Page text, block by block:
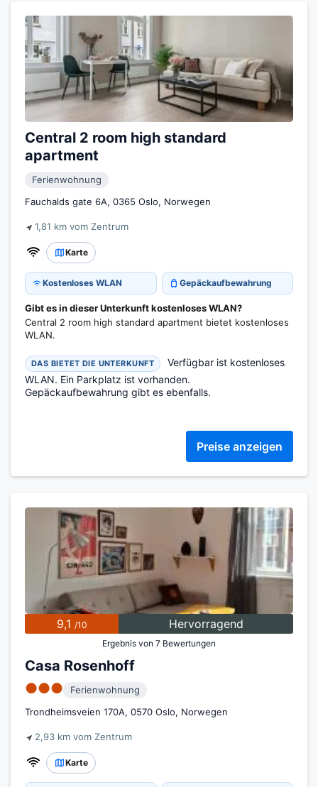
Central 2 room high standard
apartment
Ferienwohnung
Fauchalds gate 6A, 0365 Oslo, Norwegen
1,81 km vom Zentrum
Karte
Kostenloses WLAN Gepäckaufbewahrung
Gibt es in dieser Unterkunft kostenloses WLAN?
Central 2 room high standard apartment bietet kostenloses
WLAN.
DAS BIETET DIE UNTERKUNFT
Verfügbar ist kostenloses
WLAN. Ein Parkplatz ist vorhanden.
Gepäckaufbewahrung gibt es ebenfalls.
Preise anzeigen
9,1 /10 Hervorragend
Ergebnis von 7 Bewertungen
Casa Rosenhoff
●●●
Ferienwohnung
Trondheimsveien 170A, 0570 Oslo, Norwegen
2,93 km vom Zentrum
Karte